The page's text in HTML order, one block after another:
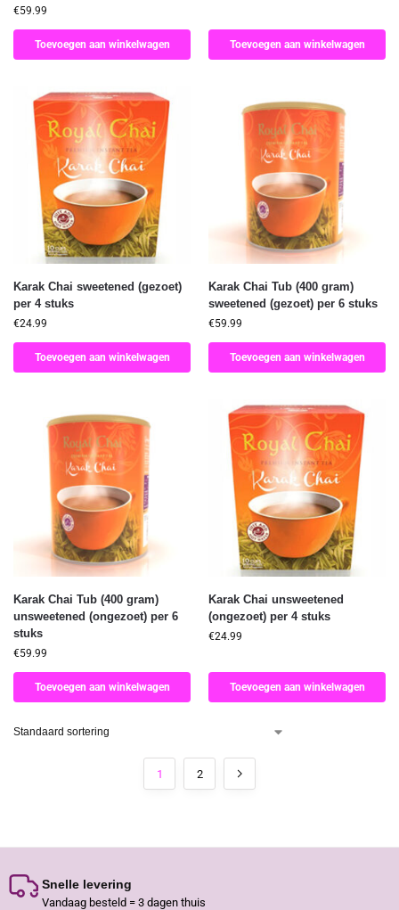
€59.99
Toevoegen aan winkelwagen Toevoegen aan winkelwagen
Karak Chai sweetened (gezoet)
per 4 stuks
€24.99
Toevoegen aan winkelwagen
Karak Chai Tub (400 gram)
sweetened (gezoet) per 6 stuks
€59.99
Toevoegen aan winkelwagen
Karak Chai Tub (400 gram)
unsweetened (ongezoet) per 6
stuks
€59.99
Toevoegen aan winkelwagen
Karak Chai unsweetened
(ongezoet) per 4 stuks
€24.99
Toevoegen aan winkelwagen
1 2
Snelle levering
Vandaag besteld = 3 dagen thuis